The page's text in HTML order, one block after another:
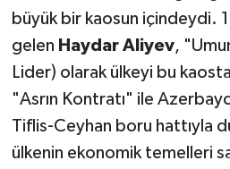
büyük bir kaosun içindeydi.
gelen Haydar Aliyev,
Lider) olarak ülkeyi bu
"Asrın Kontratı" ile
Tiflis-Ceyhan boru hattıyla
ülkenin ekonomik temelleri